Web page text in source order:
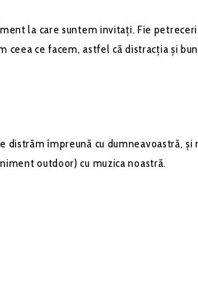
la care suntem invitați. Fie
ce facem, astfel că distracția și
distrăm împreună cu dumneavoastră,
outdoor) cu muzica noastră.